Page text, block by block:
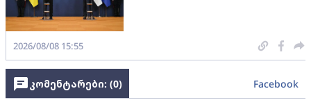
2026/08/08 15:55
კომენტარები: (0) Facebook